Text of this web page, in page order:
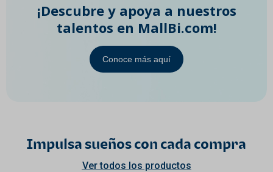
¡Descubre y apoya a nuestros
talentos en MallBi.com!
Conoce más aquí
Impulsa sueños con cada compra
Ver todos los productos